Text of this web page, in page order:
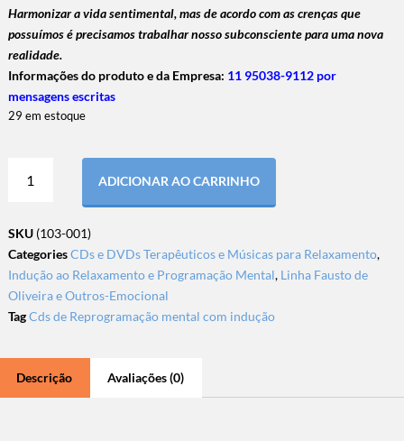
Harmonizar a vida sentimental, masde acordo com as crenças que
possuímos éprecisamos trabalhar nosso subconsciente para uma nova
realidade.
Informações do produto e da Empresa: 11 95038-9112 por
mensagens escritas
29 em estoque
ADICIONAR AO CARRINHO
SKU (103-001)
CategoriesCDs e DVDs Terapêuticos e Músicas para Relaxamento,
Indução ao Relaxamento e Programação Mental, Linha Fausto de
Oliveira e Outros-Emocional
TagCds de Reprogramação mental com indução
Descrição Avaliações (0)